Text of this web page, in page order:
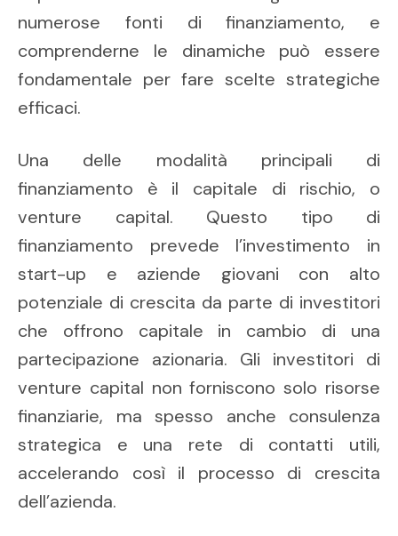
numerose fonti di finanziamento, e
comprenderne le dinamiche può essere
fondamentale per fare scelte strategiche
efficaci.
Una delle modalità principali di
finanziamento è il capitale di rischio, o
venture capital. Questo tipo di
finanziamento prevede l’investimento in
start-up e aziende giovani con alto
potenziale di crescita da parte di investitori
che offrono capitale in cambio di una
partecipazione azionaria. Gli investitori di
venture capital non forniscono solo risorse
finanziarie, ma spesso anche consulenza
strategica e una rete di contatti utili,
accelerando così il processo di crescita
dell’azienda.